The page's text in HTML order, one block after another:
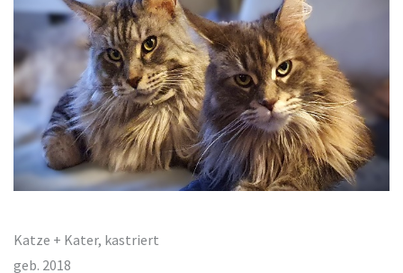
Katze + Kater, kastriert
geb. 2018